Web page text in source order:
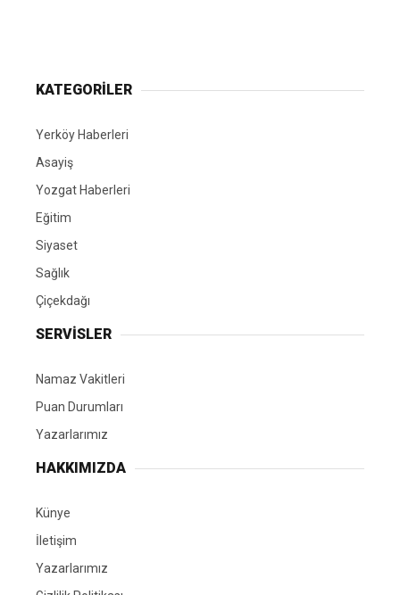
KATEGORİLER
Yerköy Haberleri
Asayiş
Yozgat Haberleri
Eğitim
Siyaset
Sağlık
Çiçekdağı
SERVİSLER
Namaz Vakitleri
Puan Durumları
Yazarlarımız
HAKKIMIZDA
Künye
İletişim
Yazarlarımız